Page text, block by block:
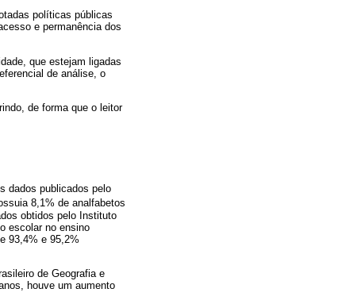
políticas públicas
e permanência dos
que estejam ligadas
de análise, o
de forma que o leitor
dados publicados pelo
8,1% de analfabetos
obtidos pelo Instituto
escolar no ensino
93,4% e 95,2%
de Geografia e
houve um aumento